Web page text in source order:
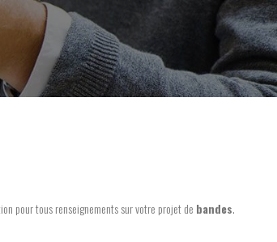
pour tous renseignements sur votre projet de bandes.